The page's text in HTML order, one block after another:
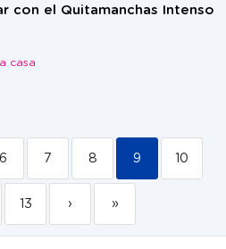
con el Quitamanchas Intenso
casa
6 7 8 9 10
13 › »